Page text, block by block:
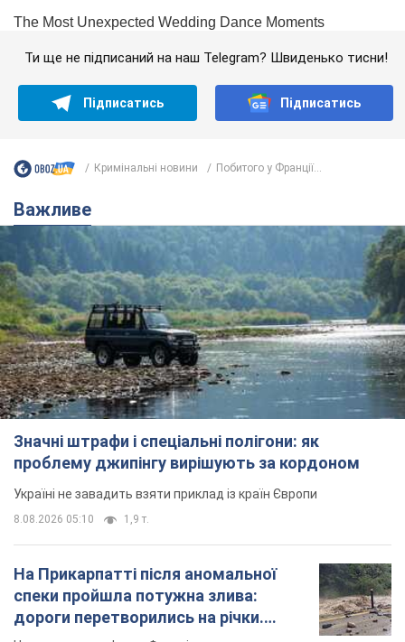
Ти ще не підписаний на наш Telegram? Швиденько тисни!
Підписатись Підписатись
Кримінальні новини Побитого у Франції...
Важливе
Значні штрафи і спеціальні полігони: як
проблему джипінгу вирішують за кордоном
Україні не завадить взяти приклад із країн Європи
8.08.2026 05:10 1,9 т.
На Прикарпатті після аномальної
спеки пройшла потужна злива:
дороги перетворились на річки.